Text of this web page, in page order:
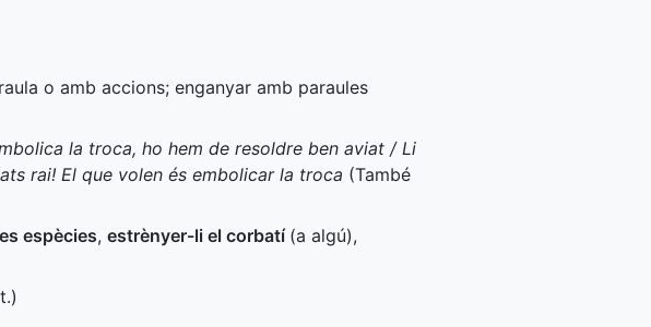
o amb accions; enganyar amb paraules
la troca, ho hem de resoldre ben aviat / Li
rai! El que volen és embolicar la troca (També
espècies, estrènyer-li el corbatí (a algú),
)